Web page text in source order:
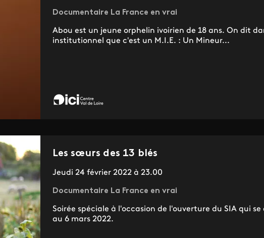
Documentaire La France en vrai
Abou est un jeune orphelin ivoirien de 18 ans. On dit
institutionnel que c'est un M.I.E. : Un Mineur...
Les sœurs des 13 blés
Jeudi 24 février 2022 à 23.00
Documentaire La France en vrai
Soirée spéciale à l'occasion de l'ouverture du SIA qui
au 6 mars 2022.